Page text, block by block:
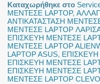
Καταχωρήθηκε στο
ΜΕΝΤΕΣΕ LAPTOP,
ΑΝΤΙΚΑΤΑΣΤΑΣΗ
ΜΕΝΤΕΣΕ LAPTOP
ΕΠΙΣΚΕΥΗ ΜΕΝΤΕΣΕ
ΜΕΝΤΕΣΕ LAPTOP
LAPTOP ASUS, ΕΠΙΣΚΕΥΗ
ΕΠΙΣΚΕΥΗ ΜΕΝΤΕΣΕ
ΕΠΙΣΚΕΥΗ ΜΕΝΤΕΣΕ
ΜΕΝΤΕΣΕ LAPTOP CLEVO